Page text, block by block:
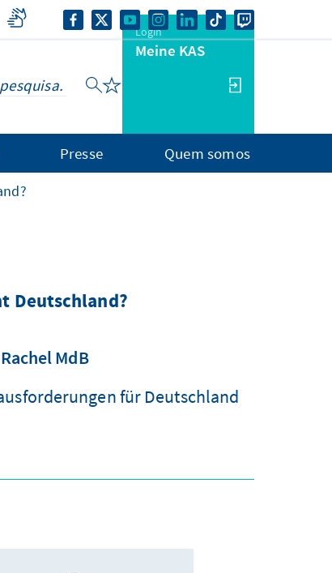
Login
Meine KAS
Presse Quem somos
Deutschland?
MdB
für Deutschland